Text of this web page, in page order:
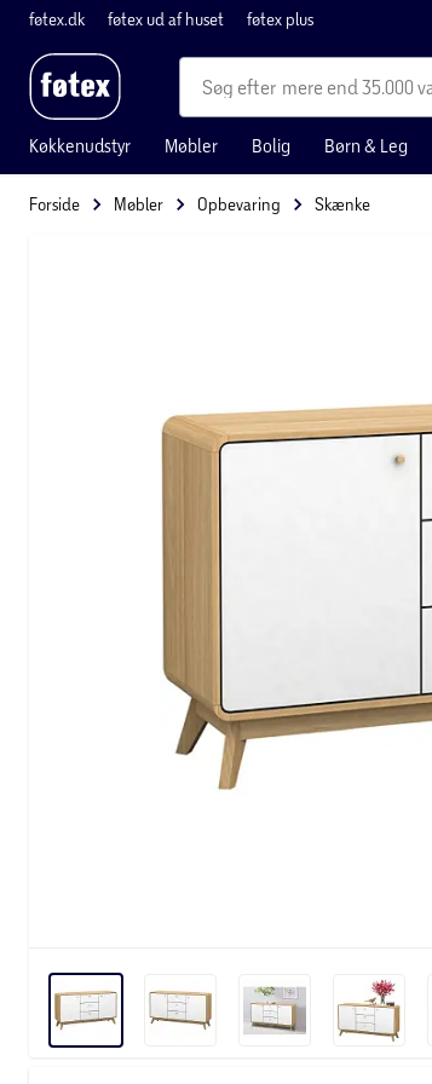
føtex.dk føtex ud af huset føtex plus
mere end 35.000
Køkkenudstyr Møbler Bolig Børn & Leg
Forside Møbler Opbevaring Skænke